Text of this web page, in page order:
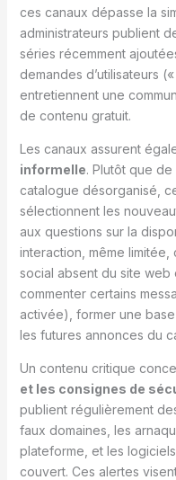
ces canaux dépasse la
administrateurs publient
séries récemment
demandes d’utilisateurs
entretiennent une
de contenu gratuit.
Les canaux assurent
informelle. Plutôt que
catalogue désorganisé,
sélectionnent les
aux questions sur la
interaction, même
social absent du site web
commenter certains
activée), former une
les futures annonces du
Un contenu critique
et les consignes de
publient régulièrement
faux domaines, les
plateforme, et les
couvert. Ces alertes